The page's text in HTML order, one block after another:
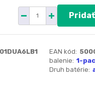
EAN kód:
balenie: 1-
Druh batérie: